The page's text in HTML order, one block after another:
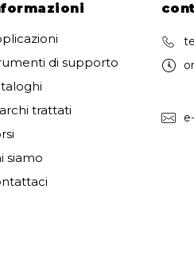
di supporto
trattati
siamo